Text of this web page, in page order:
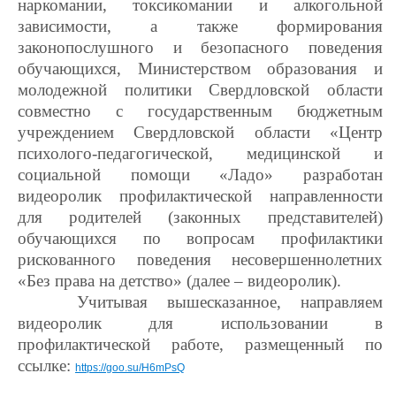
наркомании, токсикомании и алкогольной
зависимости, а также формирования
законопослушного и безопасного поведения
обучающихся, Министерством образования и
молодежной политики Свердловской области
совместно с государственным бюджетным
учреждением Свердловской области «Центр
психолого-педагогической, медицинской и
социальной помощи «Ладо» разработан
видеоролик профилактической направленности
для родителей (законных представителей)
обучающихся по вопросам профилактики
рискованного поведения несовершеннолетних
«Без права на детство» (далее – видеоролик).
Учитывая вышесказанное, направляем
видеоролик для использовании в
профилактической работе, размещенный по
ссылке: https://goo.su/H6mPsQ